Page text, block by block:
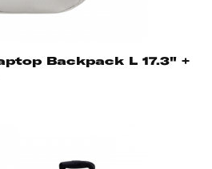
Backpack L 17.3" +